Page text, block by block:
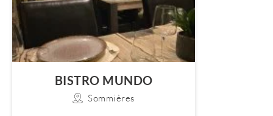
BISTRO MUNDO
Sommières